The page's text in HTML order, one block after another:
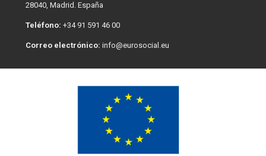
28040, Madrid. España
Teléfono: +34 91 591 46 00
Correo electrónico: info@eurosocial.eu